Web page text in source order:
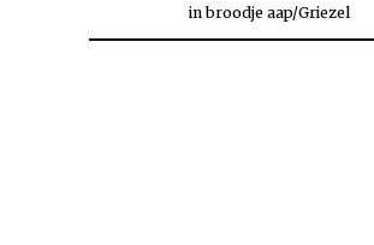
in broodje aap/Griezel